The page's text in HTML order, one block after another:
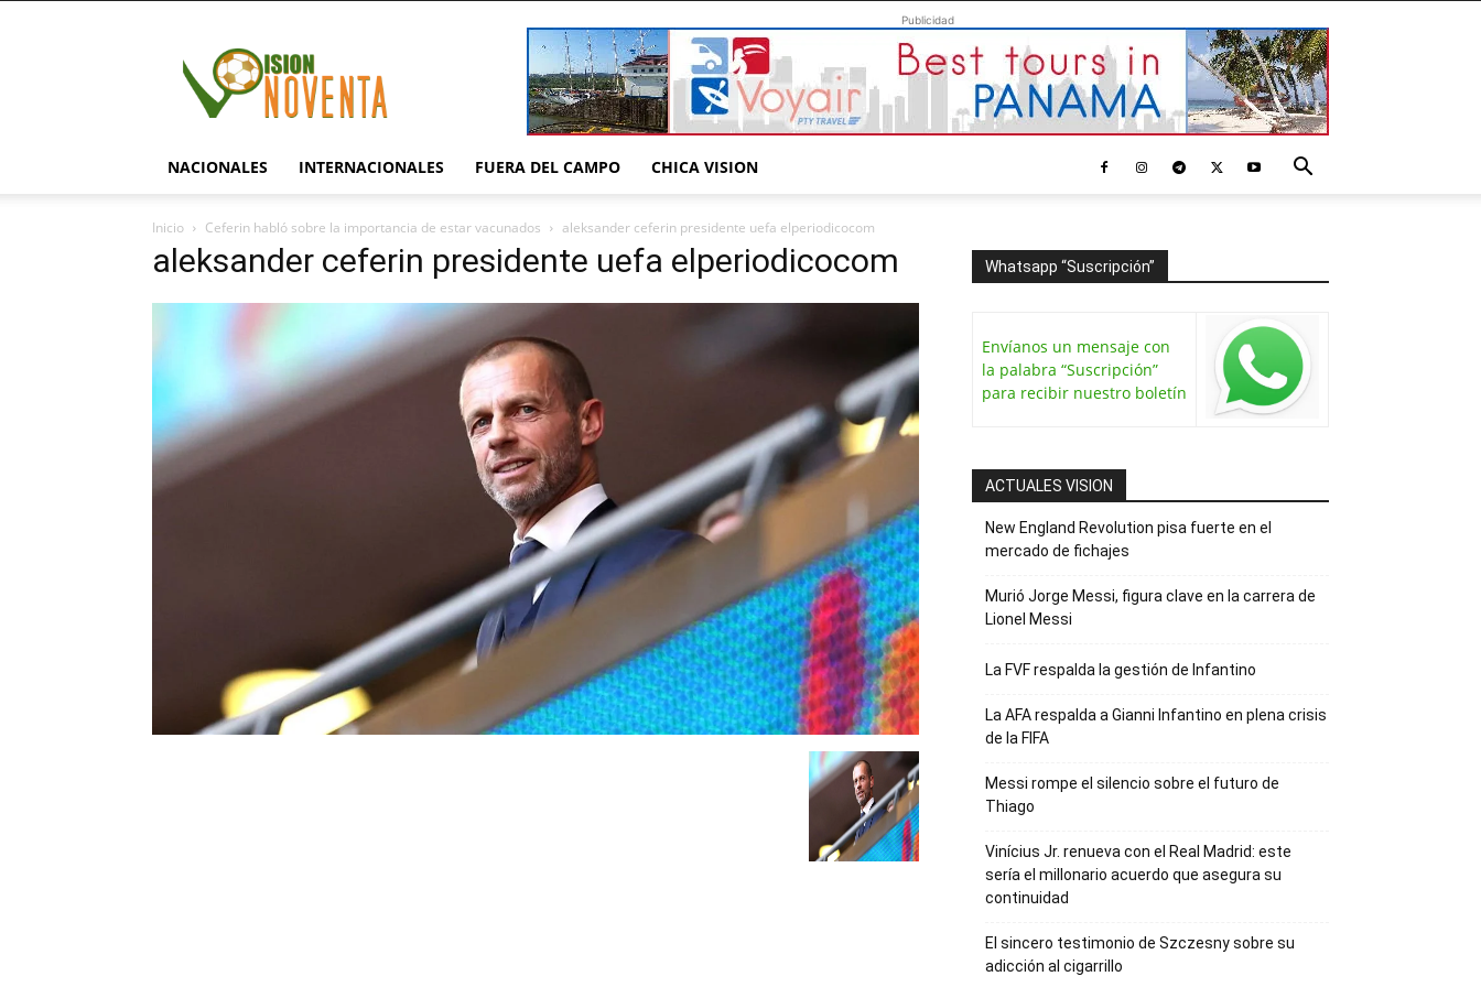
Publicidad
NACIONALES INTERNACIONALES FUERA DEL CAMPO CHICA VISION
Inicio Ceferin habló sobre la importancia de estar vacunados aleksander ceferin presidente uefa elperiodicocom
aleksander ceferin presidente uefa elperiodicocom Whatsapp “Suscripción”
Envíanos un mensaje con
la palabra “Suscripción”
para recibir nuestro boletín
ACTUALES VISION
New England Revolution pisa fuerte en el
mercado de fichajes
Murió Jorge Messi, figura clave en la carrera de
Lionel Messi
La FVF respalda la gestión de Infantino
La AFA respalda a Gianni Infantino en plena crisis
de la FIFA
Messi rompe el silencio sobre el futuro de
Thiago
Vinícius Jr. renueva con el Real Madrid: este
sería el millonario acuerdo que asegura su
continuidad
El sincero testimonio de Szczesny sobre su
adicción al cigarrillo